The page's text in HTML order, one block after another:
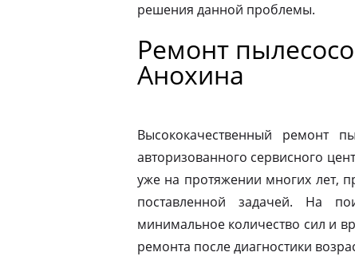
решения данной проблемы.
Ремонт
Анохина
Высококачественный ремонт
авторизованного сервисного
уже на протяжении многих лет,
поставленной задачей. На
минимальное количество сил и
ремонта после диагностики